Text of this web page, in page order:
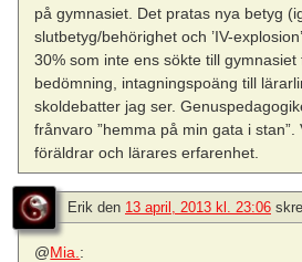
på gymnasiet. Det pratas nya betyg
slutbetyg/behörighet och ’IV-
30% som inte ens sökte till
bedömning, intagningspoäng till
skoldebatter jag ser.
frånvaro ”hemma på min gata i
föräldrar och lärares erfarenhet.
Erik den 13 april, 2013 kl. 23:06
@Mia. :